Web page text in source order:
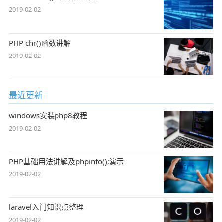
2019-02-02
PHP chr()函数讲解
2019-02-02
最近更新
windows安装php8教程
2019-02-02
PHP基础用法讲解及phpinfo();演示
2019-02-02
laravel入门知识点整理
2019-02-02